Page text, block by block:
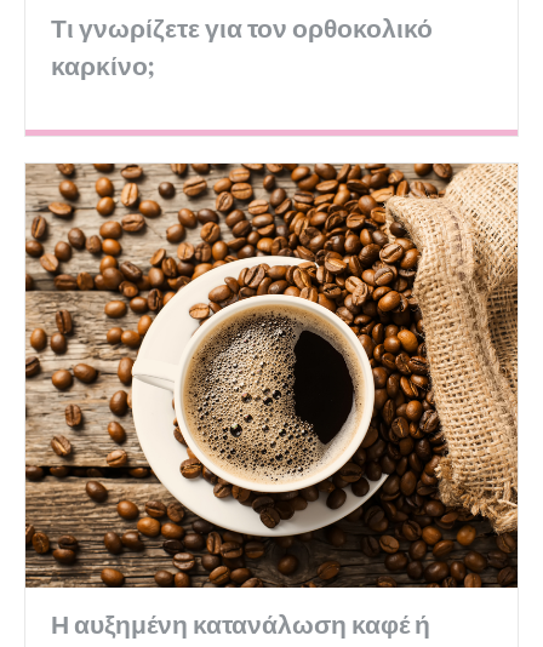
Τι γνωρίζετε για τον ορθοκολικό
καρκίνο;
Η αυξημένη κατανάλωση καφέ ή